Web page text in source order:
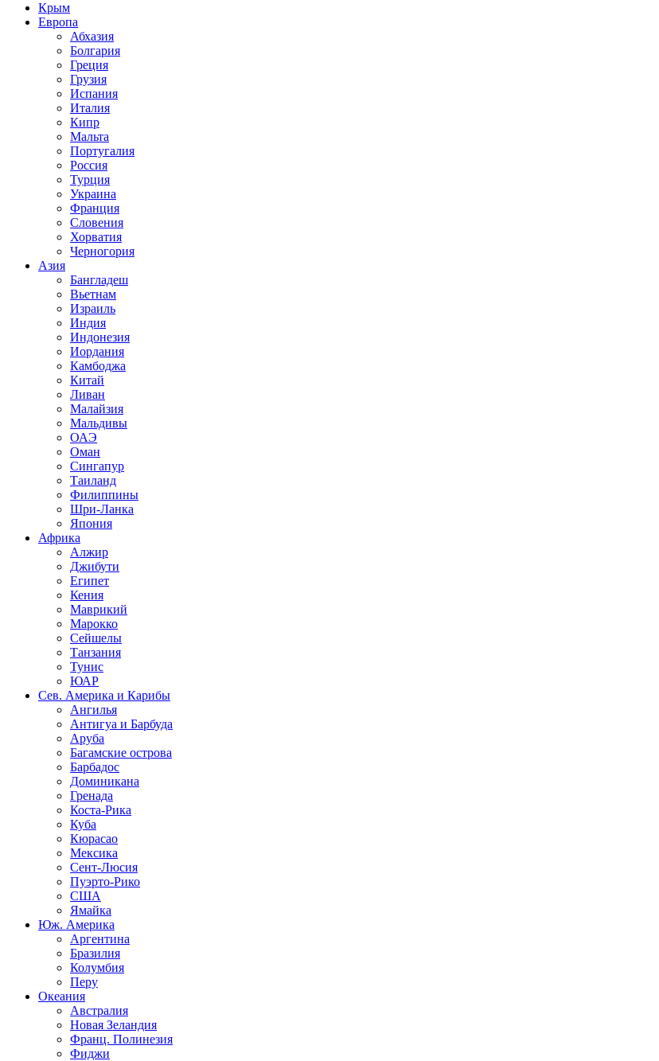
Крым
Европа
Абхазия
Болгария
Греция
Грузия
Испания
Италия
Кипр
Мальта
Португалия
Россия
Турция
Украина
Франция
Словения
Хорватия
Черногория
Азия
Бангладеш
Вьетнам
Израиль
Индия
Индонезия
Иордания
Камбоджа
Китай
Ливан
Малайзия
Мальдивы
ОАЭ
Оман
Сингапур
Таиланд
Филиппины
Шри-Ланка
Япония
Африка
Алжир
Джибути
Египет
Кения
Маврикий
Марокко
Сейшелы
Танзания
Тунис
ЮАР
Сев. Америка и Карибы
Ангилья
Антигуа и Барбуда
Аруба
Багамские острова
Барбадос
Доминикана
Гренада
Коста-Рика
Куба
Кюрасао
Мексика
Сент-Люсия
Пуэрто-Рико
США
Ямайка
Юж. Америка
Аргентина
Бразилия
Колумбия
Перу
Океания
Австралия
Новая Зеландия
Франц. Полинезия
Фиджи